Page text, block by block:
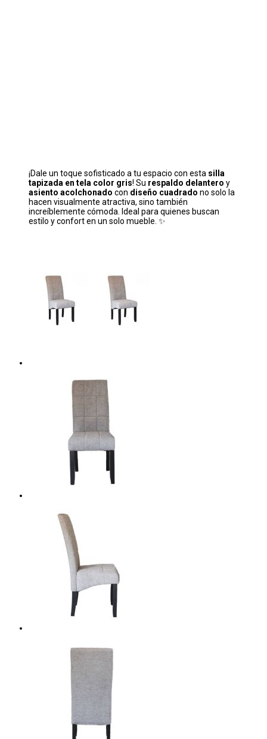
¡Dale un toque sofisticado a tu espacio con esta silla
tapizada en tela color gris! Su respaldo delantero y
asiento acolchonado con diseño cuadrado no solo la
hacen visualmente atractiva, sino también
increíblemente cómoda. Ideal para quienes buscan
estilo y confort en un solo mueble. ✨